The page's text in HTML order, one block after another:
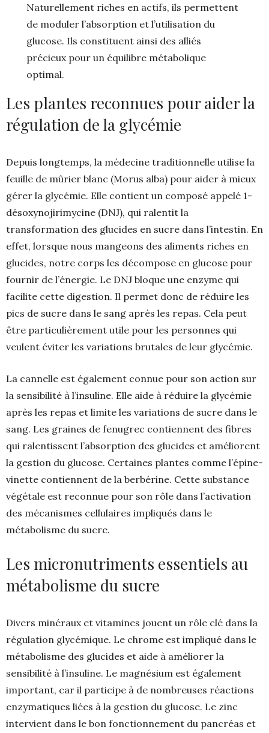
Naturellement riches en actifs, ils permettent
de moduler l’absorption et l’utilisation du
glucose. Ils constituent ainsi des alliés
précieux pour un équilibre métabolique
optimal.
Les plantes reconnues pour aider la
régulation de la glycémie
Depuis longtemps, la médecine traditionnelle utilise la
feuille de mûrier blanc (Morus alba) pour aider à mieux
gérer la glycémie. Elle contient un composé appelé 1-
désoxynojirimycine (DNJ), qui ralentit la
transformation des glucides en sucre dans l’intestin. En
effet, lorsque nous mangeons des aliments riches en
glucides, notre corps les décompose en glucose pour
fournir de l’énergie. Le DNJ bloque une enzyme qui
facilite cette digestion. Il permet donc de réduire les
pics de sucre dans le sang après les repas. Cela peut
être particulièrement utile pour les personnes qui
veulent éviter les variations brutales de leur glycémie.
La cannelle est également connue pour son action sur
la sensibilité à l’insuline. Elle aide à réduire la glycémie
après les repas et limite les variations de sucre dans le
sang. Les graines de fenugrec contiennent des fibres
qui ralentissent l’absorption des glucides et améliorent
la gestion du glucose. Certaines plantes comme l’épine-
vinette contiennent de la berbérine. Cette substance
végétale est reconnue pour son rôle dans l’activation
des mécanismes cellulaires impliqués dans le
métabolisme du sucre.
Les micronutriments essentiels au
métabolisme du sucre
Divers minéraux et vitamines jouent un rôle clé dans la
régulation glycémique. Le chrome est impliqué dans le
métabolisme des glucides et aide à améliorer la
sensibilité à l’insuline. Le magnésium est également
important, car il participe à de nombreuses réactions
enzymatiques liées à la gestion du glucose. Le zinc
intervient dans le bon fonctionnement du pancréas et